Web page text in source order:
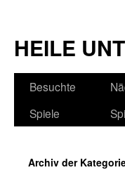
HEILE
Besuchte
Spiele
Archiv der